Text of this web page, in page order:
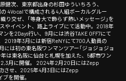
健次、東京都出身の杉田ゆういちろう、
4Vocalで構成される4人組ボーカルグルー
り交ぜ、「等身大で飾らず熱いメッセージ」を
やイベント、路上ライブにて活動中。 ​ ​ 2018年
を2Days行い、9月には渋谷TAKE OFF7にて
2019年3月には新宿ReNYにて700人動員の
は初の東名阪ワンマンツアー「ジョジョジョ
は東名阪に仙台と札幌を加えた、5都市ワン
2,3月に開催。 2024年2月20日にはZepp
させ、2025年4月3日にはZepp
を開催。